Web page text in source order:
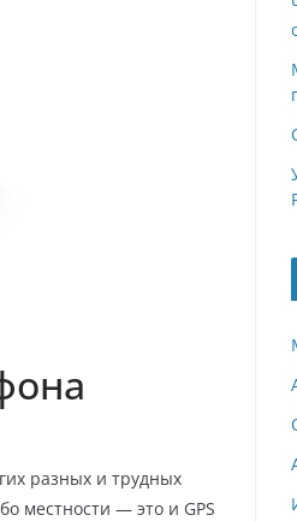
разных и трудных
местности — это и GPS